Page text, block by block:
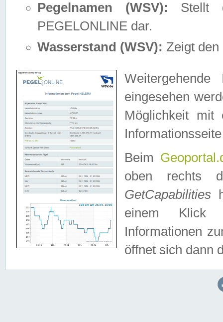
Pegelnamen (WSV): Stellt
PEGELONLINE dar.
Wasserstand (WSV): Zeigt den
eingesehen
Möglichkeit mit
Beim
oben rechts
GetCapabilities
einem Klick
Informationen
öffnet sich dann